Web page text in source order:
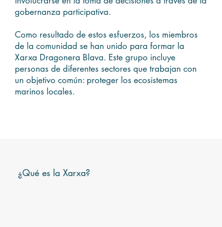
gobernanza participativa.
Como resultado de estos esfuerzos, los miembros
de la comunidad se han unido para formar la
Xarxa Dragonera Blava. Este grupo incluye
personas de diferentes sectores que trabajan con
un objetivo común: proteger los ecosistemas
marinos locales.
¿Qué es la Xarxa?